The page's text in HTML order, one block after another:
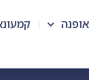
אופנה